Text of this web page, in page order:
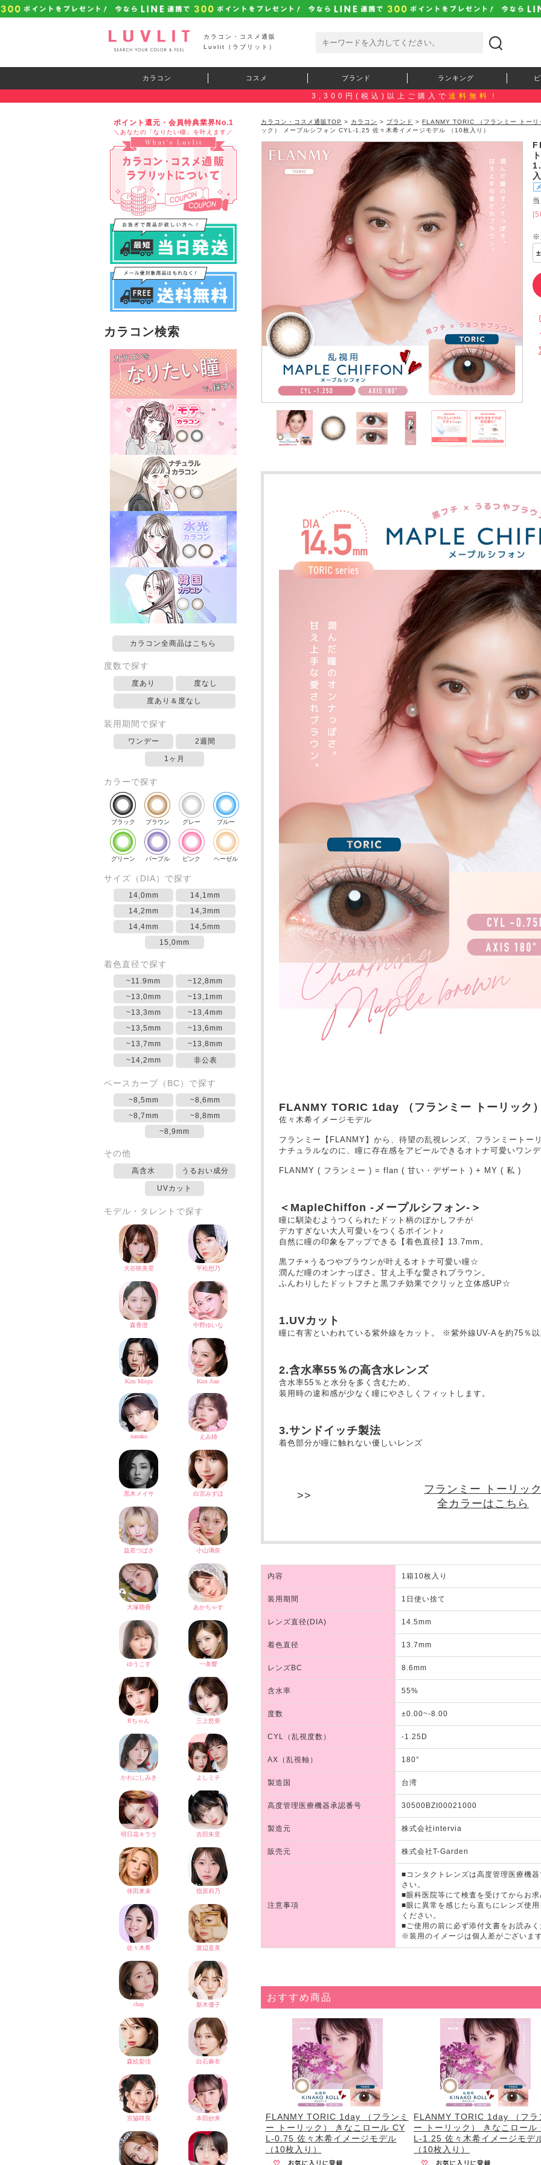
カラコン・コスメ通販
Luvlit（ラブリット）
カラコン コスメ ブランド ランキング
3,300円(税込)以上ご購入で 送料無料！
ポイント還元・会員特典業界No.1
＼あなたの「なりたい瞳」を叶えます／
カラコン検索
カラコン全商品はこちら
度数で探す
度あり 度なし
度あり＆度なし
装用期間で探す
ワンデー 2週間
1ヶ月
カラーで探す
ブラック ブラウン グレー ブルー
グリーン パープル ピンク ヘーゼル
サイズ（DIA）で探す
14,0mm
14,1mm
14,2mm
14,3mm
14,4mm
14,5mm
15,0mm
着色直径で探す
~11.9mm
~12,8mm
~13,0mm
~13,1mm
~13,3mm
~13,4mm
~13,5mm
~13,6mm
~13,7mm
~13,8mm
~14,2mm
非公表
ベースカーブ（BC）で探す
~8,5mm
~8,6mm
~8,7mm
~8,8mm
~8,9mm
その他
高含水 うるおい成分
UVカット
モデル・タレントで探す
カラコン・コスメ通販TOP > カラコン > ブランド > FLANMY TORIC （フランミー トーリ
ック） メープルシフォン CYL-1.25 佐々木希イメージモデル （10枚入り）
FLANMY TORIC 1day （フランミー トーリック
佐々木希イメージモデル
フランミー【FLANMY】から、待望の乱視レンズ、フランミートー
ナチュラルなのに、瞳に存在感をアピールできるオトナ可愛いワン
FLANMY ( フランミー ) = flan ( 甘い・デザート ) + MY ( 私 )
＜MapleChiffon -メープルシフォン-＞
瞳に馴染むようつくられたドット柄のぼかしフチが
デカすぎない大人可愛いをつくるポイント♪
自然に瞳の印象をアップできる【着色直径】13.7mm。
黒フチ×うるつやブラウンが叶えるオトナ可愛い瞳☆
潤んだ瞳のオンナっぽさ。甘え上手な愛されブラウン。
ふんわりしたドットフチと黒フチ効果でクリッと立体感UP☆
1.UVカット
瞳に有害といわれている紫外線をカット。 ※紫外線UV-Aを約75％
2.含水率55％の高含水レンズ
含水率55％と水分を多く含むため、
装用時の違和感が少なく瞳にやさしくフィットします。
3.サンドイッチ製法
着色部分が瞳に触れない優しいレンズ
フランミー トーリッ
全カラーはこちら
内容 1箱10枚入り
装用期間 1日使い捨て
レンズ直径(DIA) 14.5mm
着色直径 13.7mm
レンズBC 8.6mm
含水率 55%
度数 ±0.00~-8.00
CYL（乱視度数） -1.25D
AX（乱視軸） 180°
製造国 台湾
高度管理医療機器承認番号 30500BZI00021000
製造元 株式会社intervia
販売元 株式会社T-Garden
注意事項
■コンタクトレンズは高度管理医療機
さい。
■眼科医院等にて検査を受けてからお
■眼に異常を感じたら直ちにレンズ使
ください。
■ご使用の前に必ず添付文書をお読み
※装用のイメージは個人差がございま
おすすめ商品
FLANMY TORIC 1day （フランミ
ー トーリック） きなこロール CY
L-0.75 佐々木希イメージモデル
（10枚入り）
FLANMY TORIC 1day （フラ
ー トーリック） きなこロール
L-1.25 佐々木希イメージモデ
（10枚入り）